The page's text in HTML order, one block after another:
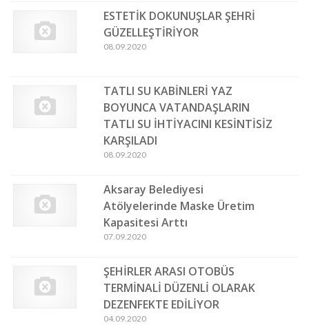
ESTETİK DOKUNUŞLAR ŞEHRİ
GÜZELLEŞTİRİYOR
08.09.2020
TATLI SU KABİNLERİ YAZ
BOYUNCA VATANDAŞLARIN
TATLI SU İHTİYACINI KESİNTİSİZ
KARŞILADI
08.09.2020
Aksaray Belediyesi
Atölyelerinde Maske Üretim
Kapasitesi Arttı
07.09.2020
ŞEHİRLER ARASI OTOBÜS
TERMİNALİ DÜZENLİ OLARAK
DEZENFEKTE EDİLİYOR
04.09.2020